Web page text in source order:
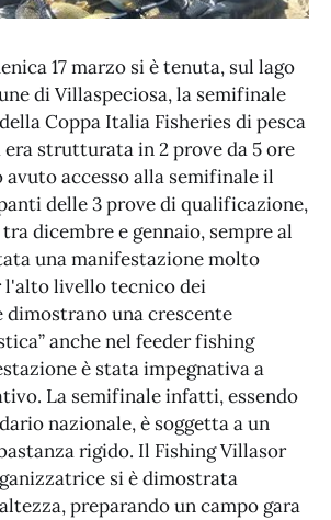
17 marzo si è tenuta, sul lago
di Villaspeciosa, la semifinale
Coppa Italia Fisheries di pesca
era strutturata in 2 prove da 5 ore
avuto accesso alla semifinale il
delle 3 prove di qualificazione,
dicembre e gennaio, sempre al
una manifestazione molto
l'alto livello tecnico dei
una crescente
anche nel feeder fishing
è stata impegnativa a
La semifinale infatti, essendo
nazionale, è soggetta a un
rigido. Il Fishing Villasor
si è dimostrata
preparando un campo gara